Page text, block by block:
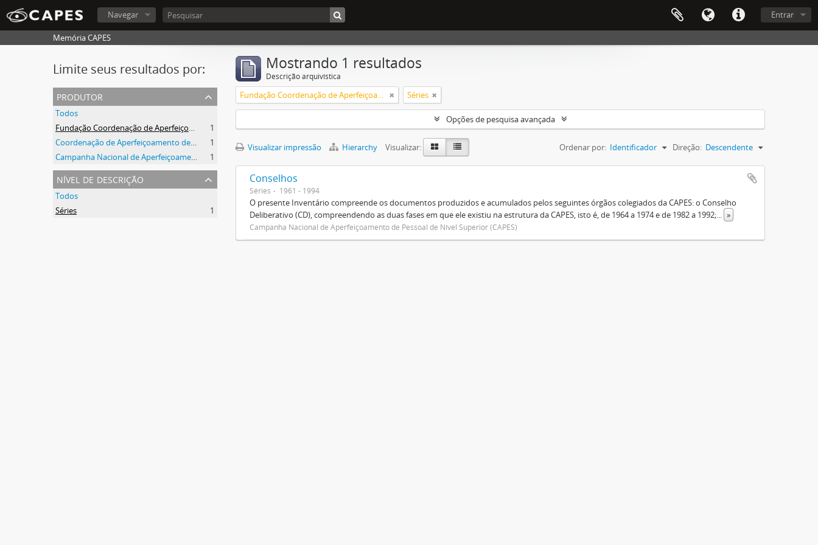
Entrar
Navegar
Memória CAPES
Limite seus resultados por:
produtor
Todos
Fundação Coordenação de Aperfeiçoamento de Pessoal de Nível Superior (CAPES)
1
Coordenação de Aperfeiçoamento de Pessoal de Nível Superior (CAPES)
1
Campanha Nacional de Aperfeiçoamento de Pessoal de Nível Superior (CAPES)
1
nível de descrição
Todos
Séries
1
Mostrando 1 resultados
Descrição arquivística
Fundação Coordenação de Aperfeiçoamento de Pessoal de Nível Superior (CAPES) Séries
Opções de pesquisa avançada
Visualizar impressão Hierarchy Visualizar: Ordenar por: Identificador Direção: Descendente
Conselhos
Séries 1961 - 1994
O presente Inventário compreende os documentos produzidos e acumulados pelos seguintes órgãos colegiados da CAPES: o Conselho
Deliberativo (CD), compreendendo as duas fases em que ele existiu na estrutura da CAPES, isto é, de 1964 a 1974 e de 1982 a 1992;... »
Campanha Nacional de Aperfeiçoamento de Pessoal de Nível Superior (CAPES)